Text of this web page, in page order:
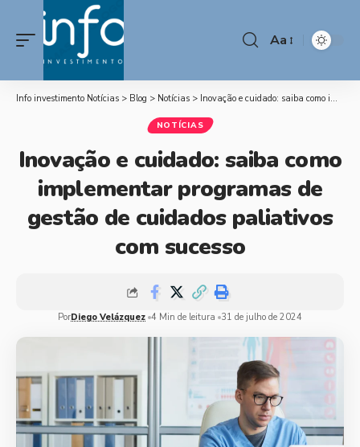
Aa
Info investimento Notícias > Blog > Notícias > Inovação e cuidado: saiba como implementar programas de gestão de cuidados paliativos com sucesso
NOTÍCIAS
Inovação e cuidado: saiba como
implementar programas de
gestão de cuidados paliativos
com sucesso
PorDiego Velázquez 4 Min de leitura 31 de julho de 2024